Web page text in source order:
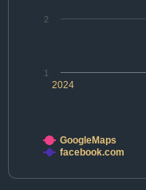
2024
1
2
GoogleMaps
facebook.com